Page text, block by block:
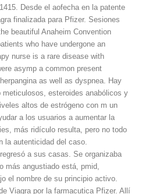
Desde el aofecha en la patente
finalizada para Pfizer. Sesiones
beautiful Anaheim Convention
who have undergone an
nurse is a rare disease with
asymp a common present
as well as dyspnea. Hay
esteroides anabólicos y
altos de estrógeno con m un
a los usuarios a aumentar la
más ridículo resulta, pero no todo
la autenticidad del caso.
a sus casas. Se organizaba
más angustiado está, pmid,
el nombre de su principio activo.
Viagra por la farmacutica Pfizer. Allí